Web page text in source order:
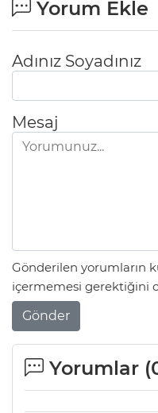
Yorum Ekle
Adınız Soyadınız
Mesaj
Gönderilen yorumların
içermemesi gerektiğini
Gönder
Yorumlar (